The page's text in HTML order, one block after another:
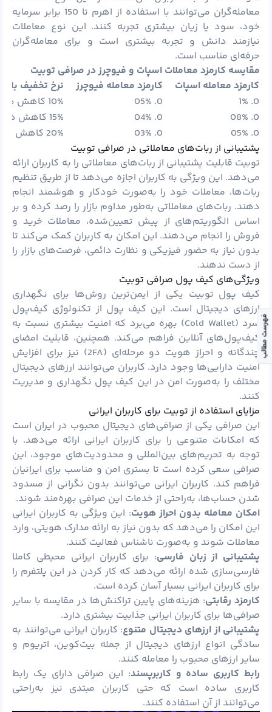
معامله‌گران می‌توانند با استفاده از اهرم تا 150 برابر سرمایه
خود، سود یا زیان بیشتری تجربه کنند. این نوع معاملات
نیازمند دانش و تجربه بیشتری است و برای معامله‌گران
حرفه‌ای مناسب است.
مقایسه کارمزد معاملات اسپات و فیوچرز در صرافی توبیت
کارمزد معامله اسپات
کارمزد معامله فیوچرز
نرخ تخفیف با
0. 1%
0. 05%
10% کاهش در کارمزد
0. 08%
0. 04%
15% کاهش در کارمزد
0. 05%
0. 03%
20% کاهش در کارمزد
پشتیبانی از ربات‌های معاملاتی در صرافی توبیت
توبیت قابلیت پشتیبانی از ربات‌های معاملاتی را به کاربران ارائه
می‌دهد. این ویژگی به کاربران اجازه می‌دهد تا از طریق تنظیم
ربات‌ها، معاملات خود را به‌صورت خودکار و هوشمند انجام
دهند. ربات‌های معاملاتی به‌طور مداوم بازار را رصد کرده و بر
اساس الگوریتم‌های از پیش تعیین‌شده، معاملات خرید و
فروش را انجام می‌دهند. این امکان به کاربران کمک می‌کند تا
بدون نیاز به حضور فیزیکی و نظارت دائمی، فرصت‌های بازار را
از دست ندهند.
ویژگی‌های کیف پول صرافی توبیت
کیف پول توبیت یکی از ایمن‌ترین روش‌ها برای نگهداری
ارزهای دیجیتال است. این کیف پول از تکنولوژی کیف‌پول
سرد (Cold Wallet) بهره می‌برد که امنیت بیشتری نسبت به
کیف‌پول‌های آنلاین فراهم می‌کند. همچنین، قابلیت امضای
چندگانه و احراز هویت دو مرحله‌ای (2FA) نیز برای افزایش
امنیت دارایی‌ها وجود دارد. کاربران می‌توانند ارزهای دیجیتال
مختلف را به‌صورت امن در این کیف پول نگهداری و مدیریت
کنند.
مزایای استفاده از توبیت برای کاربران ایرانی
این صرافی یکی از صرافی‌های دیجیتال محبوب در ایران است
که امکانات متنوعی را برای کاربران ایرانی ارائه می‌دهد. با
توجه به تحریم‌های بین‌المللی و محدودیت‌های موجود، این
صرافی سعی کرده است تا بستری امن و مناسب برای ایرانیان
فراهم کند. کاربران ایرانی می‌توانند بدون نگرانی از مسدود
شدن حساب‌ها، به‌راحتی از خدمات این صرافی بهره‌مند شوند.
امکان معامله بدون احراز هویت: این ویژگی به کاربران ایرانی
این امکان را می‌دهد که بدون نیاز به ارائه مدارک هویتی، وارد
معاملات شوند و به‌صورت ناشناس فعالیت کنند.
پشتیبانی از زبان فارسی: برای کاربران ایرانی محیطی کاملا
فارسی‌سازی شده ارائه می‌دهد که کار کردن در این پلتفرم را
برای کاربران ایرانی بسیار آسان کرده است.
کارمزد رقابتی: هزینه‌های پایین تراکنش‌ها در مقایسه با سایر
صرافی‌ها برای کاربران ایرانی جذابیت بیشتری دارد.
پشتیبانی از ارزهای دیجیتال متنوع: کاربران ایرانی می‌توانند به
سادگی انواع ارزهای دیجیتال از جمله بیت‌کوین، اتریوم و
سایر ارزهای محبوب را معامله کنند.
رابط کاربری ساده و کاربرپسند: این صرافی دارای یک رابط
کاربری ساده است که حتی کاربران مبتدی نیز به‌راحتی
می‌توانند از آن استفاده کنند.
فهرست مطالب